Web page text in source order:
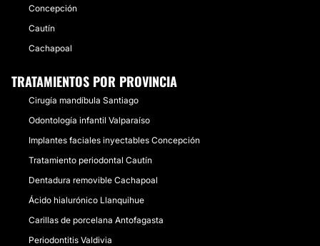
Concepción
Cautín
Cachapoal
TRATAMIENTOS POR PROVINCIA
Cirugía mandíbula Santiago
Odontología infantil Valparaíso
Implantes faciales inyectables Concepción
Tratamiento periodontal Cautín
Dentadura removible Cachapoal
Ácido hialurónico Llanquihue
Carillas de porcelana Antofagasta
Periodontitis Valdivia